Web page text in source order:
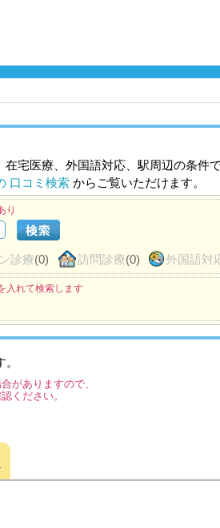
宅医療、外国語対応、駅周辺の条件
口コミ検索 からご覧いただけます。
り
診療(0) 訪問診療(0) 外国語対
入れて検索します
がありますので、
ください。